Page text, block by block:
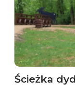
Ścieżka